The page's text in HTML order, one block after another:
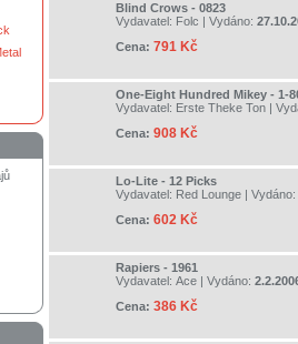
Blind Crows - 0823
Vydavatel: Folc | Vydáno:
Cena: 791 Kč
One-Eight Hundred Mikey - 1-
Vydavatel: Erste Theke Ton |
Cena: 908 Kč
Lo-Lite - 12 Picks
Vydavatel: Red Lounge | Vydáno:
Cena: 602 Kč
Rapiers - 1961
Vydavatel: Ace | Vydáno:
Cena: 386 Kč